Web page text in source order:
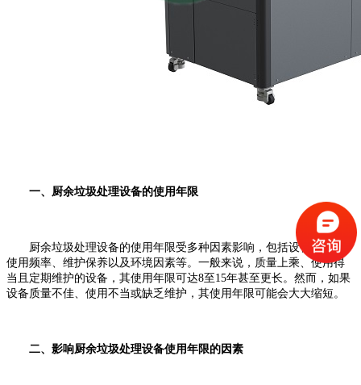
一、厨余垃圾处理设备的使用年限
厨余垃圾处理设备的使用年限受多种因素影响，包括设备质量、
使用频率、维护保养以及环境因素等。一般来说，质量上乘、使用得
当且定期维护的设备，其使用年限可达8至15年甚至更长。然而，如果
设备质量不佳、使用不当或缺乏维护，其使用年限可能会大大缩短。
二、影响厨余垃圾处理设备使用年限的因素